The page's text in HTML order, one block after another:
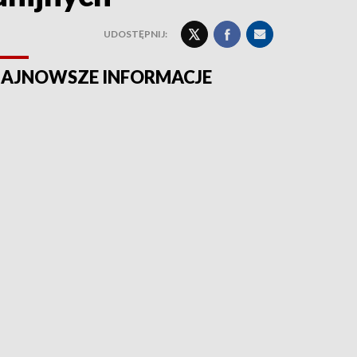
UDOSTĘPNIJ:
INFORMACJE